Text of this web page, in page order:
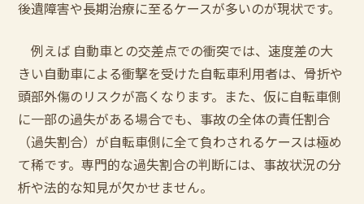
後遺障害や長期治療に至るケースが多いのが現状です。
例えば 自動車との交差点での衝突では、速度差の大
きい自動車による衝撃を受けた自転車利用者は、骨折や
頭部外傷のリスクが高くなります。また、仮に自転車側
に一部の過失がある場合でも、事故の全体の責任割合
（過失割合）が自転車側に全て負わされるケースは極め
て稀です。専門的な過失割合の判断には、事故状況の分
析や法的な知見が欠かせません。